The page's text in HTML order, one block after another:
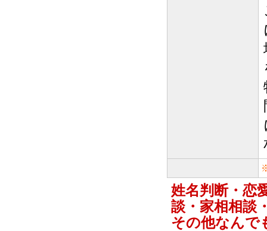
姓名判断・恋
談・家相相談
その他なんで